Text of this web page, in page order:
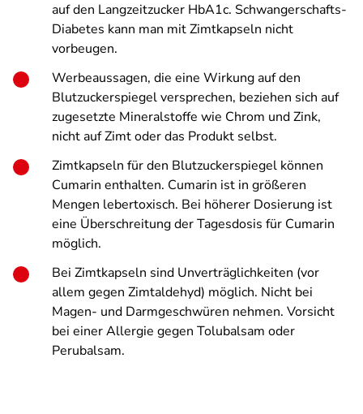
auf den Langzeitzucker HbA1c. Schwangerschafts-
Diabetes kann man mit Zimtkapseln nicht
vorbeugen.
Werbeaussagen, die eine Wirkung auf den
Blutzuckerspiegel versprechen, beziehen sich auf
zugesetzte Mineralstoffe wie Chrom und Zink,
nicht auf Zimt oder das Produkt selbst.
Zimtkapseln für den Blutzuckerspiegel können
Cumarin enthalten. Cumarin ist in größeren
Mengen lebertoxisch. Bei höherer Dosierung ist
eine Überschreitung der Tagesdosis für Cumarin
möglich.
Bei Zimtkapseln sind Unverträglichkeiten (vor
allem gegen Zimtaldehyd) möglich. Nicht bei
Magen- und Darmgeschwüren nehmen. Vorsicht
bei einer Allergie gegen Tolubalsam oder
Perubalsam.